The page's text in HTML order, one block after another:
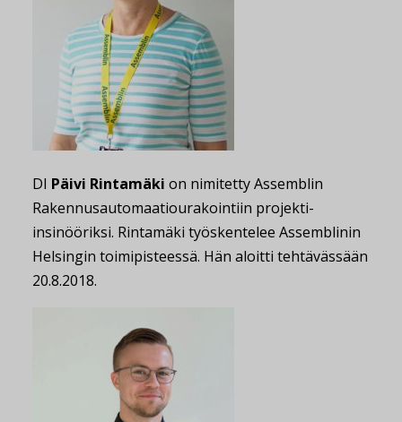
DI Päivi Rintamäki on nimitetty Assemblin
Rakennusautomaatiourakointiin projekti-
insinööriksi. Rintamäki työskentelee Assemblinin
Helsingin toimipisteessä. Hän aloitti tehtävässään
20.8.2018.